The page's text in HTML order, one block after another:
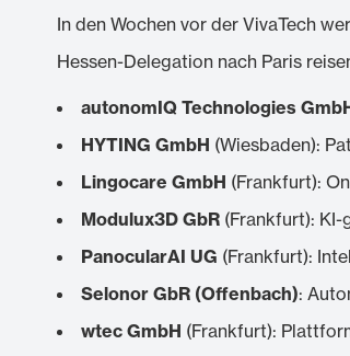
In den Wochen vor der VivaTech
Hessen-Delegation nach Paris
autonomIQ Technologies
HYTING GmbH (Wiesbaden):
Lingocare GmbH (Frankfurt):
Modulux3D GbR (Frankfurt):
PanocularAI UG (Frankfurt):
Selonor GbR (Offenbach):
wtec GmbH (Frankfurt):